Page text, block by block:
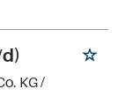
KG/